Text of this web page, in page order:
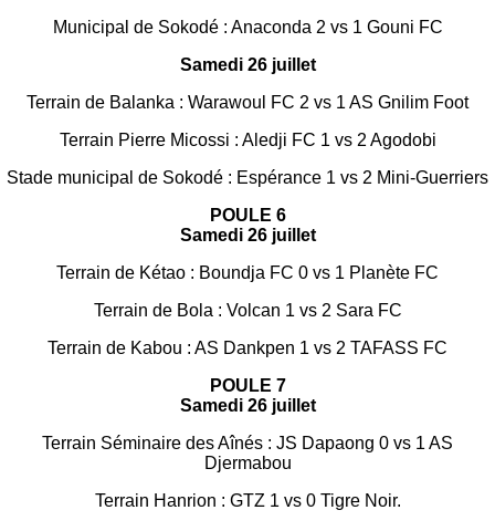
Municipal de Sokodé : Anaconda 2 vs 1 Gouni FC
Samedi 26 juillet
Terrain de Balanka : Warawoul FC 2 vs 1 AS Gnilim Foot
Terrain Pierre Micossi : Aledji FC 1 vs 2 Agodobi
Stade municipal de Sokodé : Espérance 1 vs 2 Mini-Guerriers
POULE 6
Samedi 26 juillet
Terrain de Kétao : Boundja FC 0 vs 1 Planète FC
Terrain de Bola : Volcan 1 vs 2 Sara FC
Terrain de Kabou : AS Dankpen 1 vs 2 TAFASS FC
POULE 7
Samedi 26 juillet
Terrain Séminaire des Aînés : JS Dapaong 0 vs 1 AS
Djermabou
Terrain Hanrion : GTZ 1 vs 0 Tigre Noir.